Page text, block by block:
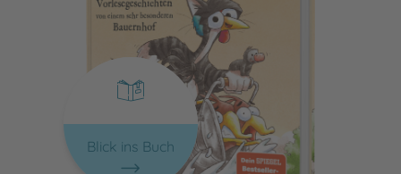
Blick ins Buch